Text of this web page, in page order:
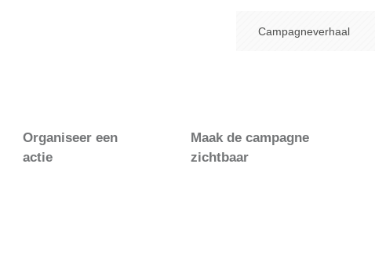
Campagneverhaal
Organiseer een
actie
Maak de campagne
zichtbaar